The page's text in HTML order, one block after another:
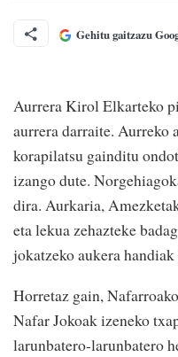
Gehitu gaitzazu
Aurrera Kirol Elkarteko
aurrera darraite. Aurreko
korapilatsu gainditu
izango dute.
dira. Aurkaria,
eta lekua zehazteke
jokatzeko aukera
Horretaz gain,
Nafar Jokoak izeneko
larunbatero-larunbatero